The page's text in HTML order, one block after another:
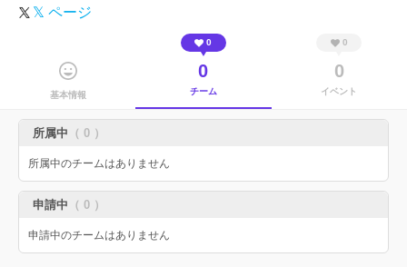
𝕏 ページ
基本情報
0
0
チーム
0
0
イベント
所属中 （ 0 ）
所属中のチームはありません
申請中 （ 0 ）
申請中のチームはありません